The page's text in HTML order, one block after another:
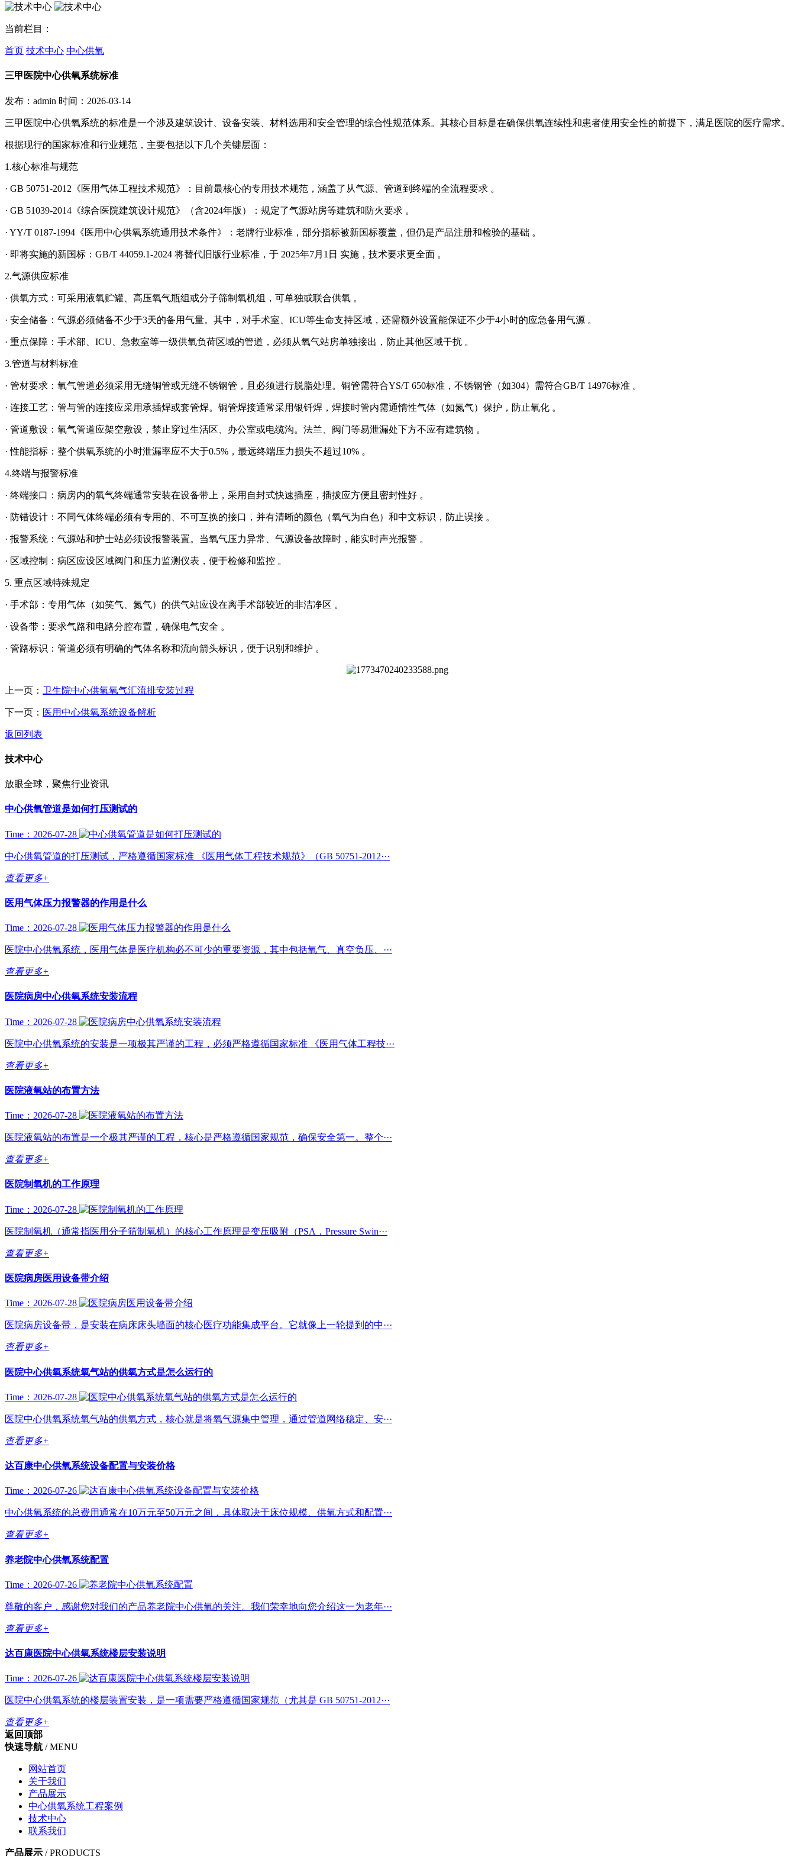
当前栏目：
首页 技术中心 中心供氧
三甲医院中心供氧系统标准
发布：admin 时间：2026-03-14
三甲医院中心供氧系统的标准是一个涉及建筑设计、设备安装、材料选用和安全管理的综合性规范体系。其核心目标是在确保供氧连续性和患者使用安全性的前提下，满足医院的医疗需求。
根据现行的国家标准和行业规范，主要包括以下几个关键层面：
1.核心标准与规范
· GB 50751-2012《医用气体工程技术规范》：目前最核心的专用技术规范，涵盖了从气源、管道到终端的全流程要求 。
· GB 51039-2014《综合医院建筑设计规范》（含2024年版）：规定了气源站房等建筑和防火要求 。
· YY/T 0187-1994《医用中心供氧系统通用技术条件》：老牌行业标准，部分指标被新国标覆盖，但仍是产品注册和检验的基础 。
· 即将实施的新国标：GB/T 44059.1-2024 将替代旧版行业标准，于 2025年7月1日 实施，技术要求更全面 。
2.气源供应标准
· 供氧方式：可采用液氧贮罐、高压氧气瓶组或分子筛制氧机组，可单独或联合供氧 。
· 安全储备：气源必须储备不少于3天的备用气量。其中，对手术室、ICU等生命支持区域，还需额外设置能保证不少于4小时的应急备用气源 。
· 重点保障：手术部、ICU、急救室等一级供氧负荷区域的管道，必须从氧气站房单独接出，防止其他区域干扰 。
3.管道与材料标准
· 管材要求：氧气管道必须采用无缝铜管或无缝不锈钢管，且必须进行脱脂处理。铜管需符合YS/T 650标准，不锈钢管（如304）需符合GB/T 14976标准 。
· 连接工艺：管与管的连接应采用承插焊或套管焊。铜管焊接通常采用银钎焊，焊接时管内需通惰性气体（如氮气）保护，防止氧化 。
· 管道敷设：氧气管道应架空敷设，禁止穿过生活区、办公室或电缆沟。法兰、阀门等易泄漏处下方不应有建筑物 。
· 性能指标：整个供氧系统的小时泄漏率应不大于0.5%，最远终端压力损失不超过10% 。
4.终端与报警标准
· 终端接口：病房内的氧气终端通常安装在设备带上，采用自封式快速插座，插拔应方便且密封性好 。
· 防错设计：不同气体终端必须有专用的、不可互换的接口，并有清晰的颜色（氧气为白色）和中文标识，防止误接 。
· 报警系统：气源站和护士站必须设报警装置。当氧气压力异常、气源设备故障时，能实时声光报警 。
· 区域控制：病区应设区域阀门和压力监测仪表，便于检修和监控 。
5. 重点区域特殊规定
· 手术部：专用气体（如笑气、氮气）的供气站应设在离手术部较近的非洁净区 。
· 设备带：要求气路和电路分腔布置，确保电气安全 。
· 管路标识：管道必须有明确的气体名称和流向箭头标识，便于识别和维护 。
上一页： 卫生院中心供氧氧气汇流排安装过程
下一页： 医用中心供氧系统设备解析
返回列表
技术中心
放眼全球，聚焦行业资讯
中心供氧管道是如何打压测试的
Time：2026-07-28
中心供氧管道的打压测试，严格遵循国家标准 《医用气体工程技术规范》（GB 50751-2012···
查看更多+
医用气体压力报警器的作用是什么
Time：2026-07-28
医院中心供氧系统，医用气体是医疗机构必不可少的重要资源，其中包括氧气、真空负压、···
查看更多+
医院病房中心供氧系统安装流程
Time：2026-07-28
医院中心供氧系统的安装是一项极其严谨的工程，必须严格遵循国家标准 《医用气体工程技···
查看更多+
医院液氧站的布置方法
Time：2026-07-28
医院液氧站的布置是一个极其严谨的工程，核心是严格遵循国家规范，确保安全第一。整个···
查看更多+
医院制氧机的工作原理
Time：2026-07-28
医院制氧机（通常指医用分子筛制氧机）的核心工作原理是变压吸附（PSA，Pressure Swin···
查看更多+
医院病房医用设备带介绍
Time：2026-07-28
医院病房设备带，是安装在病床床头墙面的核心医疗功能集成平台。它就像上一轮提到的中···
查看更多+
医院中心供氧系统氧气站的供氧方式是怎么运行的
Time：2026-07-28
医院中心供氧系统氧气站的供氧方式，核心就是将氧气源集中管理，通过管道网络稳定、安···
查看更多+
达百康中心供氧系统设备配置与安装价格
Time：2026-07-26
中心供氧系统的总费用通常在10万元至50万元之间，具体取决于床位规模、供氧方式和配置···
查看更多+
养老院中心供氧系统配置
Time：2026-07-26
尊敬的客户，感谢您对我们的产品养老院中心供氧的关注。我们荣幸地向您介绍这一为老年···
查看更多+
达百康医院中心供氧系统楼层安装说明
Time：2026-07-26
医院中心供氧系统的楼层装置安装，是一项需要严格遵循国家规范（尤其是 GB 50751-2012···
查看更多+
返回顶部
快速导航 / MENU
网站首页
关于我们
产品展示
中心供氧系统工程案例
技术中心
联系我们
产品展示 / PRODUCTS